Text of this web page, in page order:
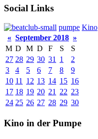
Social Links
pumpe Kino
« September 2018 »
M D M D F S
S
27 28 29 30 31 1
2
3
4 5 6 7 8
9
10 11 12 13 14 15 16
17 18 19 20 21 22 23
24 25 26 27 28 29 30
Kino in der Pumpe